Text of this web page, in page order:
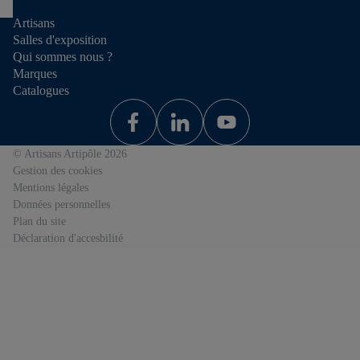
Artisans
Salles d'exposition
Qui sommes nous ?
Marques
Catalogues
© Artisans Artipôle 2026
Gestion des cookies
Mentions légales
Données personnelles
Plan du site
Déclaration d'accesbilité